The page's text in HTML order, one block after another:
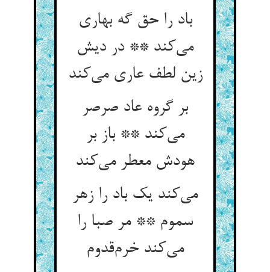
باد را حق گه بهاری
می‌کند ** در دیش
زین لطف عاری می‌کند
بر گروه عاد صرصر
می‌کند ** باز بر
هودش معطر می‌کند
می‌کند یک باد را زهر
سموم ** مر صبا را
می‌کند خرم‌قدوم